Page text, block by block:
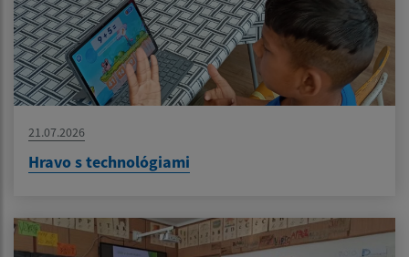
21.07.2026
Hravo s technológiami